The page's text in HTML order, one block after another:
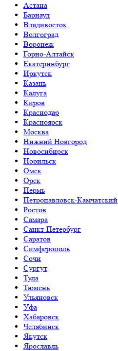
Астана
Барнаул
Владивосток
Волгоград
Воронеж
Горно-Алтайск
Екатеринбург
Иркутск
Казань
Калуга
Киров
Краснодар
Красноярск
Москва
Нижний Новгород
Новосибирск
Норильск
Омск
Орск
Пермь
Петропавловск-Камчатский
Ростов
Самара
Санкт-Петербург
Саратов
Симферополь
Сочи
Сургут
Тула
Тюмень
Ульяновск
Уфа
Хабаровск
Челябинск
Якутск
Ярославль